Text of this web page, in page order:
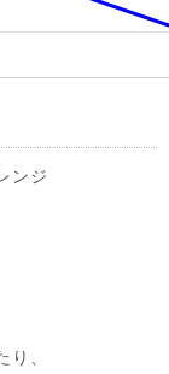
ンジ
、